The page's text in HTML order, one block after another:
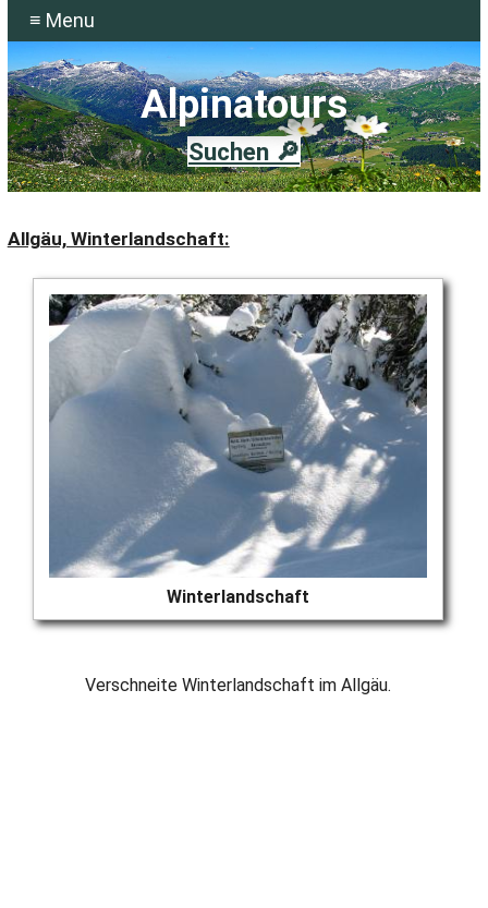
≡ Menu
Suchen 🔎
Alpinatours
Allgäu, Winterlandschaft:
Winterlandschaft
Verschneite Winterlandschaft im Allgäu.